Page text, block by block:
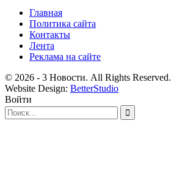
Главная
Политика сайта
Контакты
Лента
Реклама на сайте
© 2026 - 3 Новости. All Rights Reserved.
Website Design: BetterStudio
Войти